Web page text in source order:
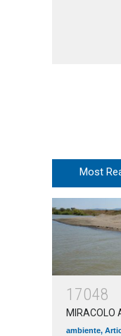
Most
17048
MIRACOLO
ambiente,